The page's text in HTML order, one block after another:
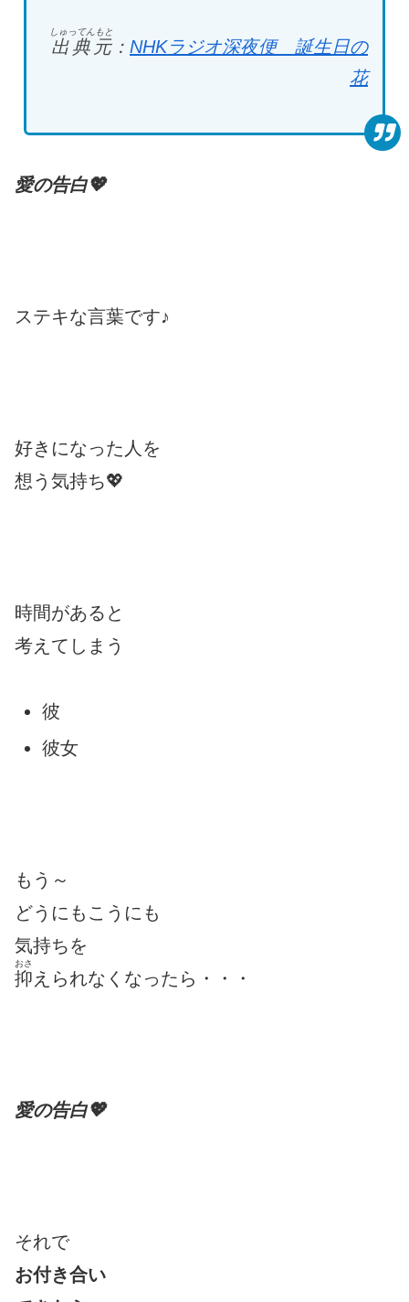
出典元
しゅってんもと
： NHKラジオ深夜便 誕生日の
花
愛の告白💖
ステキな言葉です♪
好きになった人を
想う気持ち💖
時間があると
考えてしまう
彼
彼女
もう～
どうにもこうにも
気持ちを
抑
おさ
えられなくなったら・・・
愛の告白💖
それで
お付き合い